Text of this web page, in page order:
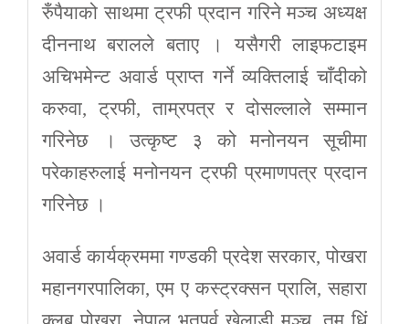
रुँपैयाको साथमा ट्रफी प्रदान गरिने मञ्च अध्यक्ष
दीननाथ बरालले बताए । यसैगरी लाइफटाइम
अचिभमेन्ट अवार्ड प्राप्त गर्ने व्यक्तिलाई चाँदीको
करुवा, ट्रफी, ताम्रपत्र र दोसल्लाले सम्मान
गरिनेछ । उत्कृष्ट ३ को मनोनयन सूचीमा
परेकाहरुलाई मनोनयन ट्रफी प्रमाणपत्र प्रदान
गरिनेछ ।
अवार्ड कार्यक्रममा गण्डकी प्रदेश सरकार, पोखरा
महानगरपालिका, एम ए कस्ट्रक्सन प्रालि, सहारा